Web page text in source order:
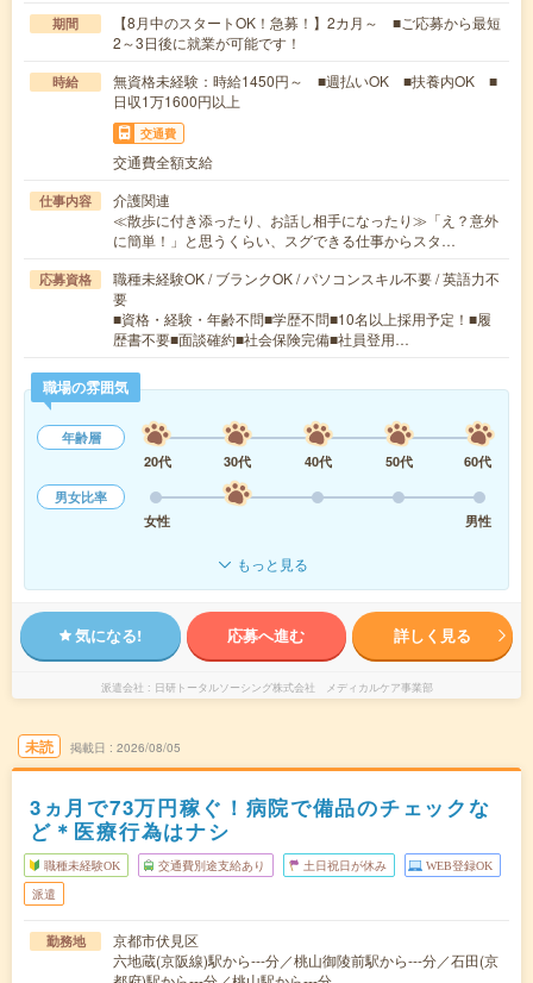
期間
【8月中のスタートOK！急募！】2カ月～ ■ご応募から最短
2～3日後に就業が可能です！
時給
無資格未経験：時給1450円～ ■週払いOK ■扶養内OK ■
日収1万1600円以上
交通費
交通費全額支給
仕事内容
介護関連
≪散歩に付き添ったり、お話し相手になったり≫「え？意外
に簡単！」と思うくらい、スグできる仕事からスタ…
応募資格
職種未経験OK / ブランクOK / パソコンスキル不要 / 英語力不
要
■資格・経験・年齢不問■学歴不問■10名以上採用予定！■履
歴書不要■面談確約■社会保険完備■社員登用…
職場の雰囲気
年齢層
20代
30代 40代 50代
60代
男女比率
女性
男性
もっと見る
気になる! 応募へ進む 詳しく見る
派遣会社 日研トータルソーシング株式会社 メディカルケア事業部
未読 掲載日 2026/08/05
3ヵ月で73万円稼ぐ！病院で備品のチェックな
ど＊医療行為はナシ
職種未経験OK 交通費別途支給あり 土日祝日が休み WEB登録OK
派遣
勤務地
京都市伏見区
六地蔵(京阪線)駅から---分／桃山御陵前駅から---分／石田(京